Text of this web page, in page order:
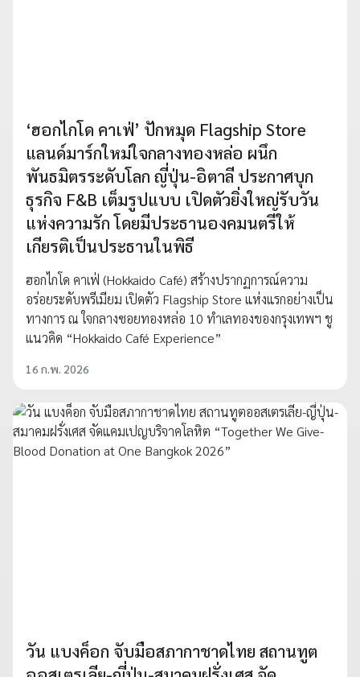
‘ฮอกไกโด คาเฟ่’ ปักหมุด Flagship Store
แลนด์มาร์กใหม่ใจกลางทองหล่อ ผนึก
พันธมิตรระดับโลก ญี่ปุ่น-อิตาลี ประกาศบุก
ธุรกิจ F&B เต็มรูปแบบ เปิดตัวยิ่งใหญ่รับวัน
แห่งความรัก โดยมีประธานองคมนตรีให้
เกียรติเป็นประธานในพิธี
ฮอกไกโด คาเฟ่ (Hokkaido Café) สร้างปรากฏการณ์ความ
อร่อยระดับพรีเมียม เปิดตัว Flagship Store แห่งแรกอย่างเป็น
ทางการ ณ ใจกลางซอยทองหล่อ 10 ทำเลทองของกรุงเทพฯ ชู
แนวคิด “Hokkaido Café Experience”
16 ก.พ. 2026
วัน แบงค็อก จับมือสภากาชาดไทย สถานทูต